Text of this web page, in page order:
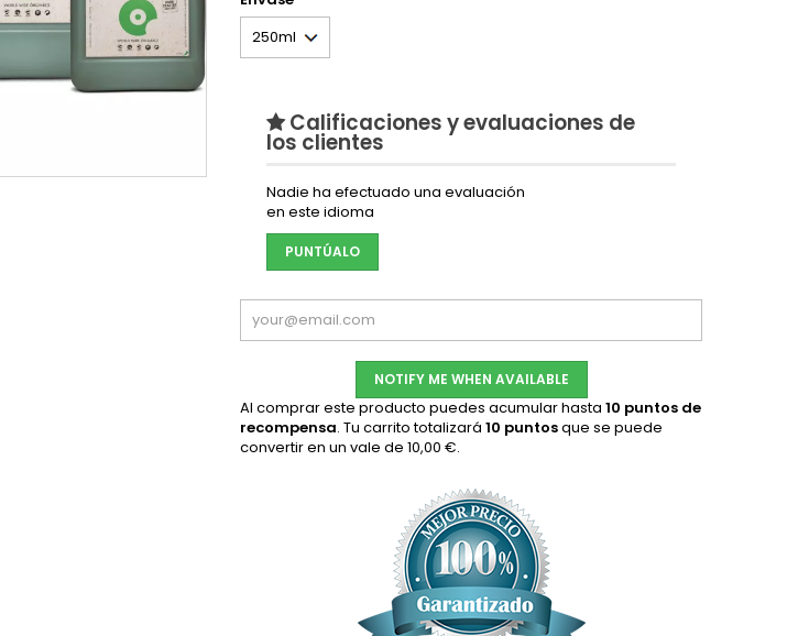
Calificaciones y evaluaciones de
los clientes
Nadie ha efectuado una evaluación
en este idioma
PUNTÚALO
NOTIFY ME WHEN AVAILABLE
Al comprar este producto puedes acumular hasta 10 puntos de
recompensa. Tu carrito totalizará 10 puntosque se puede
convertir en un vale de 10,00 €.